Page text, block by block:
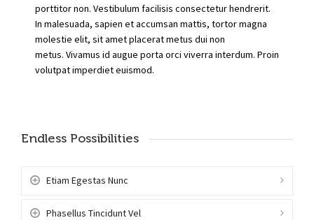
porttitor non. Vestibulum facilisis consectetur hendrerit.
In malesuada, sapien et accumsan mattis, tortor magna
molestie elit, sit amet placerat metus dui non
metus. Vivamus id augue porta orci viverra interdum. Proin
volutpat imperdiet euismod.
Endless Possibilities
Etiam Egestas Nunc
Phasellus Tincidunt Vel